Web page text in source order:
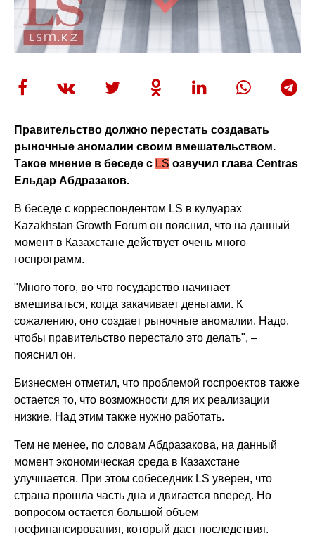
Правительство должно перестать создавать
рыночные аномалии своим вмешательством.
Такое мнение в беседе с LS озвучил глава Centras
Ельдар Абдразаков.
В беседе с корреспондентом LS в кулуарах
Kazakhstan Growth Forum он пояснил, что на данный
момент в Казахстане действует очень много
госпрограмм.
"Много того, во что государство начинает
вмешиваться, когда закачивает деньгами. К
сожалению, оно создает рыночные аномалии. Надо,
чтобы правительство перестало это делать", –
пояснил он.
Бизнесмен отметил, что проблемой госпроектов также
остается то, что возможности для их реализации
низкие. Над этим также нужно работать.
Тем не менее, по словам Абдразакова, на данный
момент экономическая среда в Казахстане
улучшается. При этом собеседник LS уверен, что
страна прошла часть дна и двигается вперед. Но
вопросом остается большой объем
госфинансирования, который даст последствия.